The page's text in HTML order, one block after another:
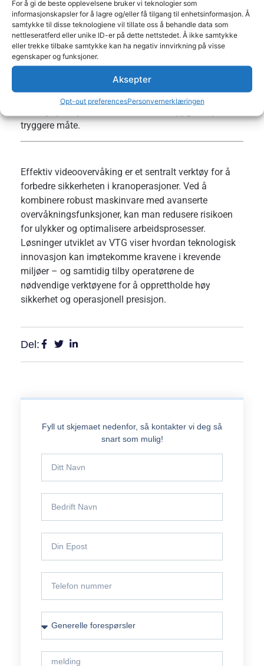
For å gi de beste opplevelsene bruker vi teknologier som
informasjonskapsler for å lagre og/eller få tilgang til enhetsinformasjon. Å
samtykke til disse teknologiene vil tillate oss å behandle data som
nettleseratferd eller unike ID-er på dette nettstedet. Å ikke samtykke
eller trekke tilbake samtykke kan ha negativ innvirkning på visse
egenskaper og funksjoner.
Aksepter
Opt-out preferencesPersonvernerklæringen
kranoperasjoner som kombinerer avansert teknologi
med robust design. våre produkter er designet for å
møte de utfordringene som finnes i krevende
arbeidsmiljøer, og bidrar til å forbedre både
sikkerheten og den operasjonelle effektiviteten. Ved å
integrere sanntidsovervåkning med tidlig varsling og
detaljert situasjonsforståelse, tilbyr VTG et system
tryggere måte.
Effektiv videoovervåking er et sentralt verktøy for å
forbedre sikkerheten i kranoperasjoner. Ved å
kombinere robust maskinvare med avanserte
overvåkningsfunksjoner, kan man redusere risikoen
for ulykker og optimalisere arbeidsprosesser.
Løsninger utviklet av VTG viser hvordan teknologisk
innovasjon kan imøtekomme kravene i krevende
miljøer – og samtidig tilby operatørene de
nødvendige verktøyene for å opprettholde høy
sikkerhet og operasjonell presisjon.
Del:
Fyll ut skjemaet nedenfor, så kontakter vi deg så
snart som mulig!